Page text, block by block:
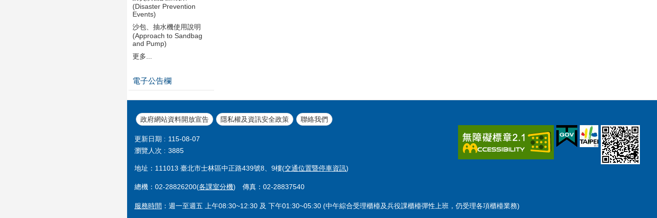
(Disaster Prevention
Events)
沙包、抽水機使用說明
(Approach to Sandbag
and Pump)
更多...
電子公告欄
政府網站資料開放宣告 隱私權及資訊安全政策 聯絡我們
更新日期
115-08-07
瀏覽人次
3885
地址：111013 臺北市士林區中正路439號8、9樓(交通位置暨停車資訊)
總機：02-28826200(各課室分機) 傳真：02-28837540
服務時間 ：週一至週五 上午08:30~12:30 及 下午01:30~05:30 (中午綜合受理櫃檯及兵役課櫃檯彈性上班，仍受理各項櫃檯業務)